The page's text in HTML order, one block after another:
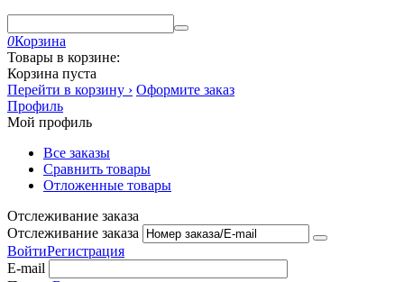
0Корзина
Товары в корзине:
Корзина пуста
Перейти в корзину › Оформите заказ
Профиль
Мой профиль
Все заказы
Сравнить товары
Отложенные товары
Отслеживание заказа
Отслеживание заказа
ВойтиРегистрация
E-mail